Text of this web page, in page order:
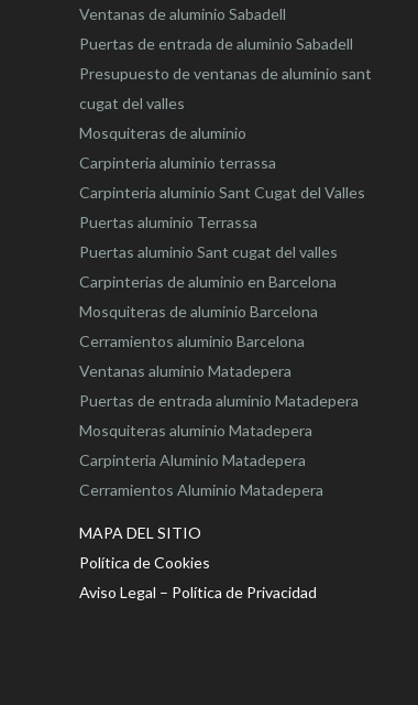
Ventanas de aluminio Sabadell
Puertas de entrada de aluminio Sabadell
Presupuesto de ventanas de aluminio sant
cugat del valles
Mosquiteras de aluminio
Carpinteria aluminio terrassa
Carpinteria aluminio Sant Cugat del Valles
Puertas aluminio Terrassa
Puertas aluminio Sant cugat del valles
Carpinterias de aluminio en Barcelona
Mosquiteras de aluminio Barcelona
Cerramientos aluminio Barcelona
Ventanas aluminio Matadepera
Puertas de entrada aluminio Matadepera
Mosquiteras aluminio Matadepera
Carpinteria Aluminio Matadepera
Cerramientos Aluminio Matadepera
MAPA DEL SITIO
Política de Cookies
Aviso Legal – Política de Privacidad